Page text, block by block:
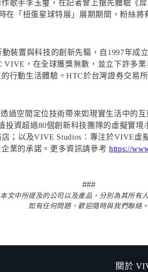
歌手李玉璽，在記者會上搶先體驗《
「扭蛋星球特展」展期期間，粉絲
裝置與科技的創新先驅，自1997年成
，在全球獲獎無數，並立下許多
行動生活體驗。HTC於台灣證券交易
過空間定位技術帶來如現實生活中的
資超過80個創新科技團隊的虛擬實
；以及VIVE Studios：專注於VIVE
業的承諾。更多資訊請參考https://
###
本文中所提及的公司以及產品，分別為其所有
如有任何問題，歡迎隨時與我們聯絡。
關於